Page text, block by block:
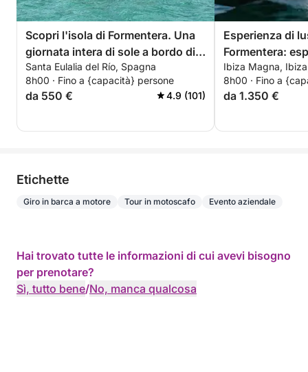
Scopri l'isola di Formentera. Una
giornata intera di sole a bordo di
un motoscafo.
Santa Eulalia del Río, Spagna
8h00 · Fino a {capacità} persone
da 550 € 4.9 (101)
Esperienza di
Formentera:
tramonto |
premium per 9
capitano
Ibiza Magna,
8h00 · Fino a
da 1.350 €
Etichette
Giro in barca a motore Tour in motoscafo Evento aziendale
Hai trovato tutte le informazioni di cui avevi bisogno
per prenotare?
Sì, tutto bene/No, manca qualcosa